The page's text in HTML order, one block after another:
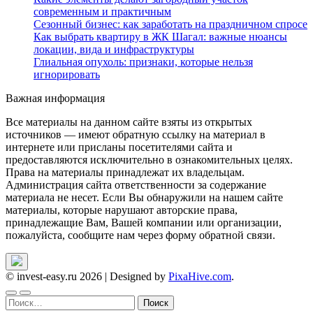
современным и практичным
Сезонный бизнес: как заработать на праздничном спросе
Как выбрать квартиру в ЖК Шагал: важные нюансы
локации, вида и инфраструктуры
Глиальная опухоль: признаки, которые нельзя
игнорировать
Важная информация
Все материалы на данном сайте взяты из открытых
источников — имеют обратную ссылку на материал в
интернете или присланы посетителями сайта и
предоставляются исключительно в ознакомительных целях.
Права на материалы принадлежат их владельцам.
Администрация сайта ответственности за содержание
материала не несет. Если Вы обнаружили на нашем сайте
материалы, которые нарушают авторские права,
принадлежащие Вам, Вашей компании или организации,
пожалуйста, сообщите нам через форму обратной связи.
© invest-easy.ru 2026 | Designed by PixaHive.com.
Найти: